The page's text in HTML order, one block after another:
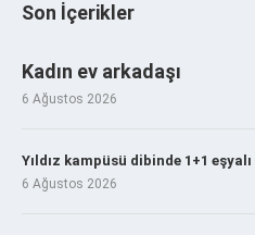
Son İçerikler
Kadın ev arkadaşı
6 Ağustos 2026
Yıldız kampüsü dibinde 1+1
6 Ağustos 2026